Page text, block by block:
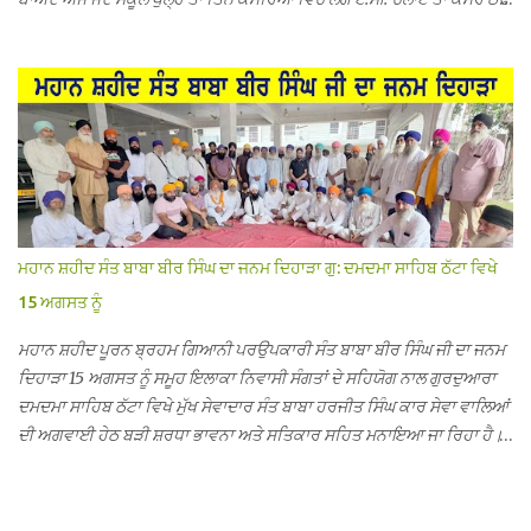
ਚੋਰੀ ਕੀਤੀਆਂ ਹੋਈਆਂ ਸਨ। ਉਨ੍ਹਾਂ ਦੱਸਿਆ ਕਿ ਉਹ ਛੁੱਟੀਆਂ ਦੌਰਾਨ ਵੀ ਸਕੂਲ ਗੇੜਾ
ਮਾਰਦੇ ਸਨ ਅਤੇ 20 ਜੂਨ ਤੱਕ ਸਭ ਠੀਕ ਸੀ। ਚੋਰੀ ਦੀ ਘਟਨਾ 20 ਤੋਂ 30 ਜੂਨ ਵਿਚਕਾਰ
ਹੋਈ ਜਾਪਦੀ ਹੈ। ਇਸ ਮੌਕੇ ਸਕੂਲ ਸਟਾਫ ਮੈਂਬਰਾਂ ਅੰਜੂ ਬਾਲਾ, ਹਰਜੀਤ ਕੌਰ, ਕਮਲਪ੍ਰੀਤ
ਕੌਰ ਅਤੇ ਹਰਵਿੰਦਰ ਸਿੰਘ ਟੋਡਰਵਾਲ ਨੇ ਦੱਸਿਆ ਕਿ ਸਕੂਲ ਵਿੱਚ ਪਿਛਲੇ ਸਾਲ ਤਿੰਨ ਏ.
ਸੀ. ਲਾਉਣ ਦੀ ਸੇਵਾ ਸੀ.ਐੱਚ.ਟੀ. ਰਾਮ ਸਿੰਘ ਵੱਲੋਂ ਕੀਤੀ ਗਈ ਸੀ ਜਿਸ ਦੀ ਮਾਪਿਆਂ ਨੇ ਖੂਬ
ਪ੍ਰਸੰਸਾ ਕੀਤੀ ਸੀ। ਉਨ੍ਹਾਂ ਦੱਸਿਆ ਕਿ ਏਸੀ ਚੋਰੀ ਹੋਣ ਨਾਲ ਬੱਚਿਆਂ ਦੇ ਮਾਪਿਆਂ ਵਿੱਚ
ਭਾਰੀ ਰੋਸ ਹੈ ਅਤੇ ਉਨ੍ਹਾਂ ਨੇ ਪੁਲਿਸ ਪ੍ਰਸ਼ਾਸਨ ਤੋਂ ਤਰੁੰਤ ਚੋਰਾਂ ਨੂੰ ਗ੍ਰਿਫਤਾਰ ਕੀਤੇ ਜਾਣ
ਦੀ ਮੰਗ ਕੀਤੀ ਹੈ। ਸਟਾਫ ਮੈਂਬਰਾਂ ਨੇ ਦੱਸਿਆ ਕਿ ਚੋਰੀ ਦੀ ਘਟਨਾ ਸੰਬ...
ਮਹਾਨ ਸ਼ਹੀਦ ਸੰਤ ਬਾਬਾ ਬੀਰ ਸਿੰਘ ਦਾ ਜਨਮ ਦਿਹਾੜਾ ਗੁ: ਦਮਦਮਾ ਸਾਹਿਬ ਠੱਟਾ ਵਿਖੇ
15 ਅਗਸਤ ਨੂੰ
ਮਹਾਨ ਸ਼ਹੀਦ ਪੂਰਨ ਬ੍ਰਹਮ ਗਿਆਨੀ ਪਰਉਪਕਾਰੀ ਸੰਤ ਬਾਬਾ ਬੀਰ ਸਿੰਘ ਜੀ ਦਾ ਜਨਮ
ਦਿਹਾੜਾ 15 ਅਗਸਤ ਨੂੰ ਸਮੂਹ ਇਲਾਕਾ ਨਿਵਾਸੀ ਸੰਗਤਾਂ ਦੇ ਸਹਿਯੋਗ ਨਾਲ ਗੁਰਦੁਆਰਾ
ਦਮਦਮਾ ਸਾਹਿਬ ਠੱਟਾ ਵਿਖੇ ਮੁੱਖ ਸੇਵਾਦਾਰ ਸੰਤ ਬਾਬਾ ਹਰਜੀਤ ਸਿੰਘ ਕਾਰ ਸੇਵਾ ਵਾਲਿਆਂ
ਦੀ ਅਗਵਾਈ ਹੇਠ ਬੜੀ ਸ਼ਰਧਾ ਭਾਵਨਾ ਅਤੇ ਸਤਿਕਾਰ ਸਹਿਤ ਮਨਾਇਆ ਜਾ ਰਿਹਾ ਹੈ।